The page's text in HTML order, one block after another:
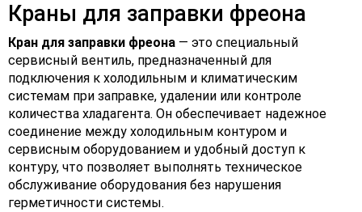
Краны для заправки фреона
Кран для заправки фреона — это специальный
сервисный вентиль, предназначенный для
подключения к холодильным и климатическим
системам при заправке, удалении или контроле
количества хладагента. Он обеспечивает надежное
соединение между холодильным контуром и
сервисным оборудованием и удобный доступ к
контуру, что позволяет выполнять техническое
обслуживание оборудования без нарушения
герметичности системы.